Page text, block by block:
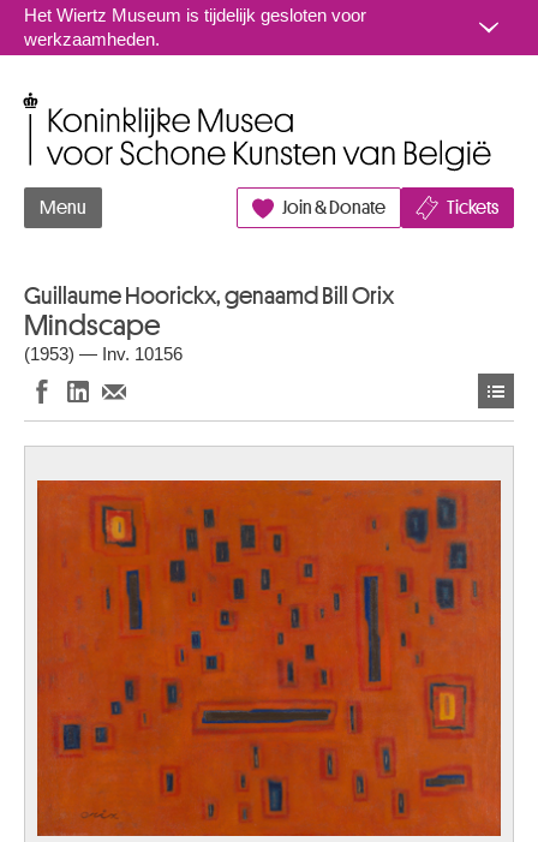
Naar inhoud
Het Wiertz Museum is tijdelijk gesloten voor
werkzaamheden.
Menu Join & Donate Tickets
Guillaume Hoorickx, genaamd Bill Orix
Mindscape
(1953) — Inv. 10156